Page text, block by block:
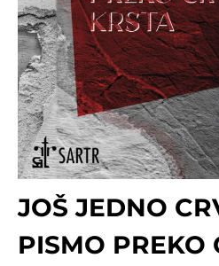
JOŠ JEDNO
PISMO PREKO